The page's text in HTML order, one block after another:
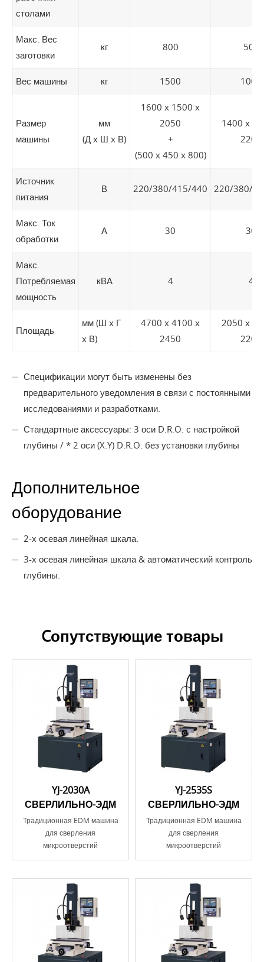
столами
Макс. Вес
заготовки
кг 800 500
Вес машины кг 1500 1000
Размер
машины
мм
(Д x Ш x В)
1600 x 1500 x
2050
+
(500 x 450 x 800)
1400 x
2200
Источник
питания
В 220/380/415/440 220/380/
Макс. Ток
обработки
А 30 30
Макс.
Потребляемая
мощность
кВА 4 4
Площадь
мм (Ш x Г
x В)
4700 x 4100 x
2450
2050 x
2200
Спецификации могут быть изменены без
предварительного уведомления в связи с постоянными
исследованиями и разработками.
Стандартные аксессуары: 3 оси D.R.O. с настройкой
глубины / * 2 оси (X.Y) D.R.O. без установки глубины
Дополнительное
оборудование
2-х осевая линейная шкала.
3-х осевая линейная шкала & автоматический контроль
глубины.
Cопутствующие товары
YJ-2030A
СВЕРЛИЛЬНО-ЭДМ
Традиционная EDM машина
для сверления
микроотверстий
YJ-2535S
СВЕРЛИЛЬНО-ЭДМ
Традиционная EDM машина
для сверления
микроотверстий